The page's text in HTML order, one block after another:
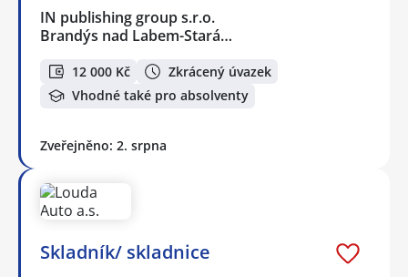
IN publishing group s.r.o.
Brandýs nad Labem-Stará…
12 000 Kč
Zkrácený úvazek
Vhodné také pro absolventy
Zveřejněno: 2. srpna
Skladník/ skladnice